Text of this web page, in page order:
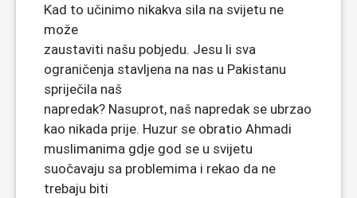
Kad to učinimo nikakva sila na svijetu ne
može
zaustaviti našu pobjedu. Jesu li sva
ograničenja stavljena na nas u Pakistanu
spriječila naš
napredak? Nasuprot, naš napredak se ubrzao
kao nikada prije. Huzur se obratio Ahmadi
muslimanima gdje god se u svijetu
suočavaju sa problemima i rekao da ne
trebaju biti